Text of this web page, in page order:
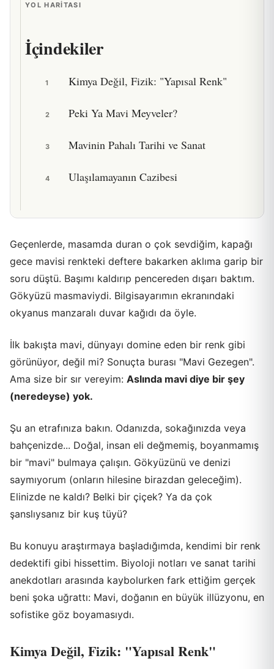
YOL HARITASI
İçindekiler
1 Kimya Değil, Fizik: "Yapısal Renk"
2 Peki Ya Mavi Meyveler?
3 Mavinin Pahalı Tarihi ve Sanat
4 Ulaşılamayanın Cazibesi
Geçenlerde, masamda duran o çok sevdiğim, kapağı
gece mavisi renkteki deftere bakarken aklıma garip bir
soru düştü. Başımı kaldırıp pencereden dışarı baktım.
Gökyüzü masmaviydi. Bilgisayarımın ekranındaki
okyanus manzaralı duvar kağıdı da öyle.
İlk bakışta mavi, dünyayı domine eden bir renk gibi
görünüyor, değil mi? Sonuçta burası "Mavi Gezegen".
Ama size bir sır vereyim: Aslında mavi diye bir şey
(neredeyse) yok.
Şu an etrafınıza bakın. Odanızda, sokağınızda veya
bahçenizde... Doğal, insan eli değmemiş, boyanmamış
bir "mavi" bulmaya çalışın. Gökyüzünü ve denizi
saymıyorum (onların hilesine birazdan geleceğim).
Elinizde ne kaldı? Belki bir çiçek? Ya da çok
şanslıysanız bir kuş tüyü?
Bu konuyu araştırmaya başladığımda, kendimi bir renk
dedektifi gibi hissettim. Biyoloji notları ve sanat tarihi
anekdotları arasında kaybolurken fark ettiğim gerçek
beni şoka uğrattı: Mavi, doğanın en büyük illüzyonu, en
sofistike göz boyamasıydı.
Kimya Değil, Fizik: "Yapısal Renk"